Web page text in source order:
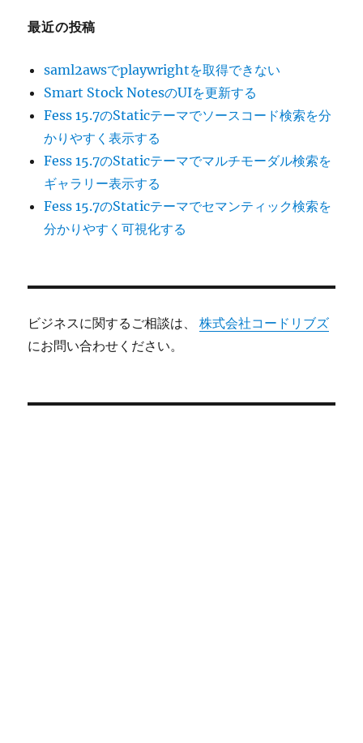
最近の投稿
saml2awsでplaywrightを取得できない
Smart Stock NotesのUIを更新する
Fess 15.7のStaticテーマでソースコード検索を分
かりやすく表示する
Fess 15.7のStaticテーマでマルチモーダル検索を
ギャラリー表示する
Fess 15.7のStaticテーマでセマンティック検索を
分かりやすく可視化する
ビジネスに関するご相談は、株式会社コードリブズ
にお問い合わせください。